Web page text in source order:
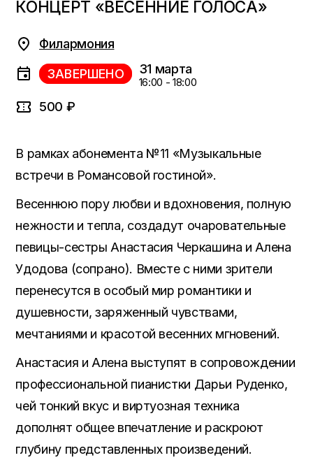
КОНЦЕРТ «ВЕСЕННИЕ ГОЛОСА»
Филармония
ЗАВЕРШЕНО 31 марта
16:00 - 18:00
500 ₽
В рамках абонемента №11 «Музыкальные
встречи в Романсовой гостиной».
Весеннюю пору любви и вдохновения, полную
нежности и тепла, создадут очаровательные
певицы-сестры Анастасия Черкашина и Алена
Удодова (сопрано). Вместе с ними зрители
перенесутся в особый мир романтики и
душевности, заряженный чувствами,
мечтаниями и красотой весенних мгновений.
Анастасия и Алена выступят в сопровождении
профессиональной пианистки Дарьи Руденко,
чей тонкий вкус и виртуозная техника
дополнят общее впечатление и раскроют
глубину представленных произведений.